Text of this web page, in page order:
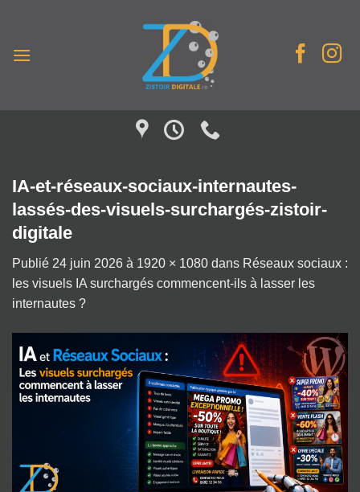
contenu
IA-et-réseaux-sociaux-internautes-
lassés-des-visuels-surchargés-zistoir-
digitale
Publié 24 juin 2026 à 1920 × 1080 dans Réseaux sociaux :
les visuels IA surchargés commencent-ils à lasser les
internautes ?